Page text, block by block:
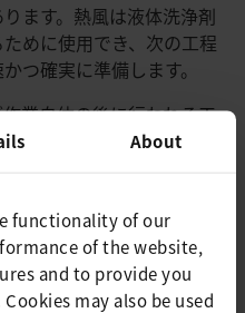
About
functionality of our
of the website,
and to provide you
may also be used
ます。熱風は液体洗浄剤
めに使用でき、次の工程
つ確実に準備します。
業自体の後に行われる工
、一部のコーティングシ
ワニスは熱風を使用して
コーティング